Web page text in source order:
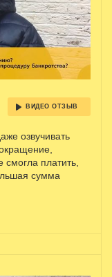
ВИДЕО ОТЗЫВ
озвучивать
платить,
сумма